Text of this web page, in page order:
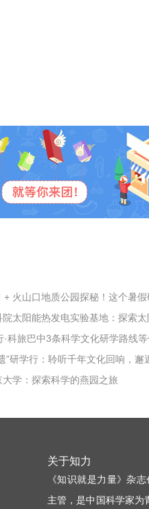
公园探秘！这个暑假研学营让孩子亲历科学
热发电实验基地：探索太阳能热发电的
旅巴中3条科学文化研学路线等你打卡
行：聆听千年文化回响，邂逅知识璀璨微
学：探索科学的燕园之旅
关于知力
《知识就是力量》杂
主管，是中国科学家为